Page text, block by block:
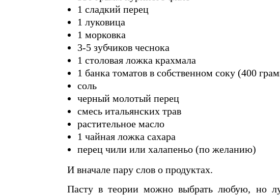
1 сладкий перец
1 луковица
1 морковка
3-5 зубчиков чеснока
1 столовая ложка крахмала
1 банка томатов в собственном соку (400
соль
черный молотый перец
смесь итальянских трав
растительное масло
1 чайная ложка сахара
перец чили или халапеньо (по желанию)
И вначале пару слов о продуктах.
Пасту в теории можно выбрать любую, но